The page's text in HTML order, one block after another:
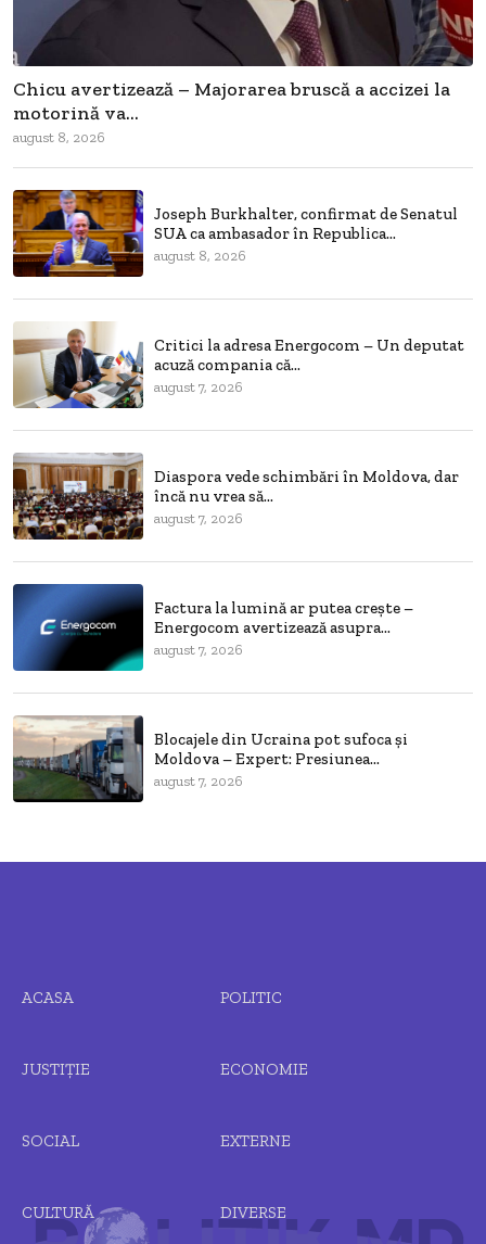
Chicu avertizează – Majorarea bruscă a accizei la
motorină va...
august 8, 2026
Joseph Burkhalter, confirmat de Senatul
SUA ca ambasador în Republica...
august 8, 2026
Critici la adresa Energocom – Un deputat
acuză compania că...
august 7, 2026
Diaspora vede schimbări în Moldova, dar
încă nu vrea să...
august 7, 2026
Factura la lumină ar putea crește –
Energocom avertizează asupra...
august 7, 2026
Blocajele din Ucraina pot sufoca și
Moldova – Expert: Presiunea...
august 7, 2026
ACASA POLITIC
JUSTIȚIE ECONOMIE
SOCIAL EXTERNE
CULTURĂ DIVERSE